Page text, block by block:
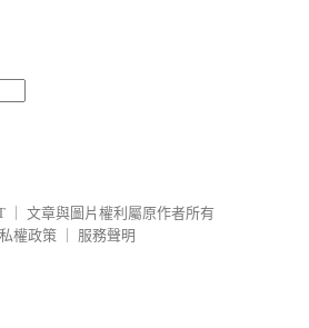
文章與圖片權利屬原作者所有
權政策
服務聲明